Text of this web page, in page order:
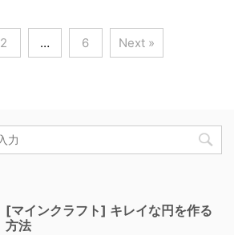
2 … 6 Next »
[マインクラフト] キレイな円を作る
方法